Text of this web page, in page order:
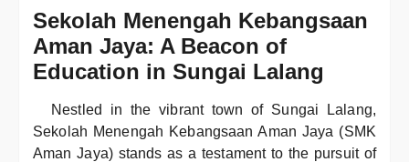
Sekolah Menengah Kebangsaan
Aman Jaya: A Beacon of
Education in Sungai Lalang
Nestled in the vibrant town of Sungai Lalang,
Sekolah Menengah Kebangsaan Aman Jaya (SMK
Aman Jaya) stands as a testament to the pursuit of